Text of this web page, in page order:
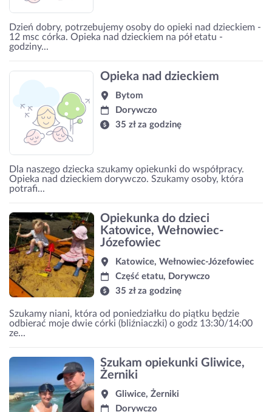
Dzień dobry, potrzebujemy osoby do opieki nad dzieckiem -
12 msc córka. Opieka nad dzieckiem na pół etatu -
godziny...
Opieka nad dzieckiem
Bytom
Dorywczo
35 zł za godzinę
Dla naszego dziecka szukamy opiekunki do współpracy.
Opieka nad dzieckiem dorywczo. Szukamy osoby, która
potrafi...
Opiekunka do dzieci
Katowice, Wełnowiec-
Józefowiec
Katowice, Wełnowiec-Józefowiec
Część etatu, Dorywczo
35 zł za godzinę
Szukamy niani, która od poniedziałku do piątku będzie
odbierać moje dwie córki (bliźniaczki) o godz 13:30/14:00
ze...
Szukam opiekunki Gliwice,
Żerniki
Gliwice, Żerniki
Dorywczo